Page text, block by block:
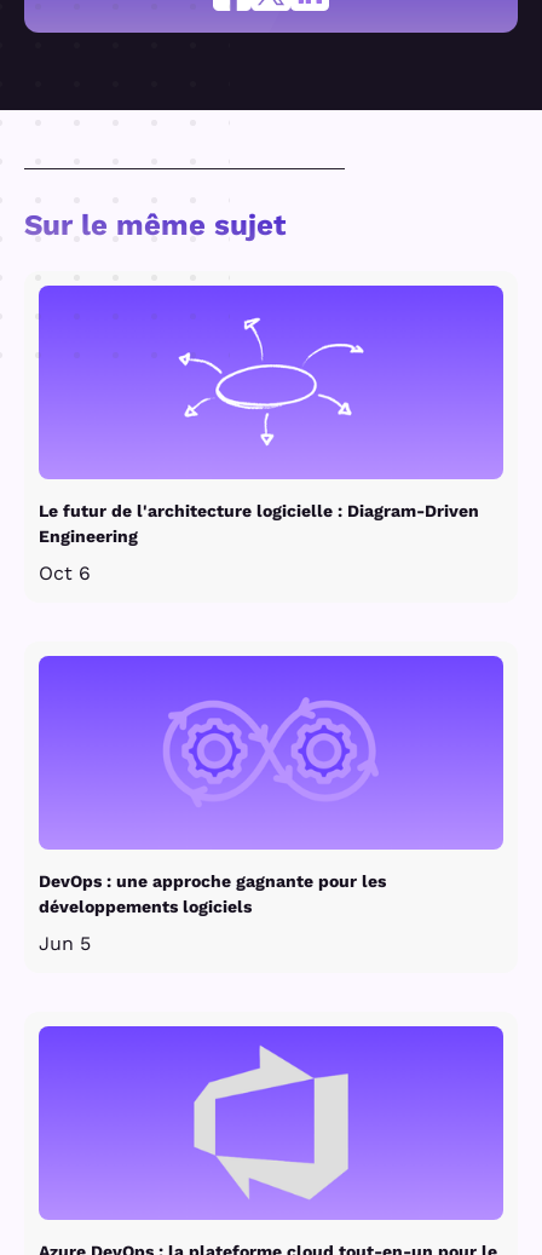
d'intégration continue et de livraison continue
dans un flux de travail continu et automatisé.
Sur le même sujet
Le futur de l'architecture logicielle : Diagram-Driven
Engineering
Oct 6
DevOps : une approche gagnante pour les
développements logiciels
Jun 5
Azure DevOps : la plateforme cloud tout-en-un pour le